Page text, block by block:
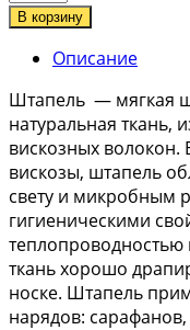
В корзину
Описание
Штапель — мягкая
натуральная ткань,
вискозных
вискозы, штапель
свету и микробным
гигиеническими
ткань хорошо
носке. Штапель
нарядов: